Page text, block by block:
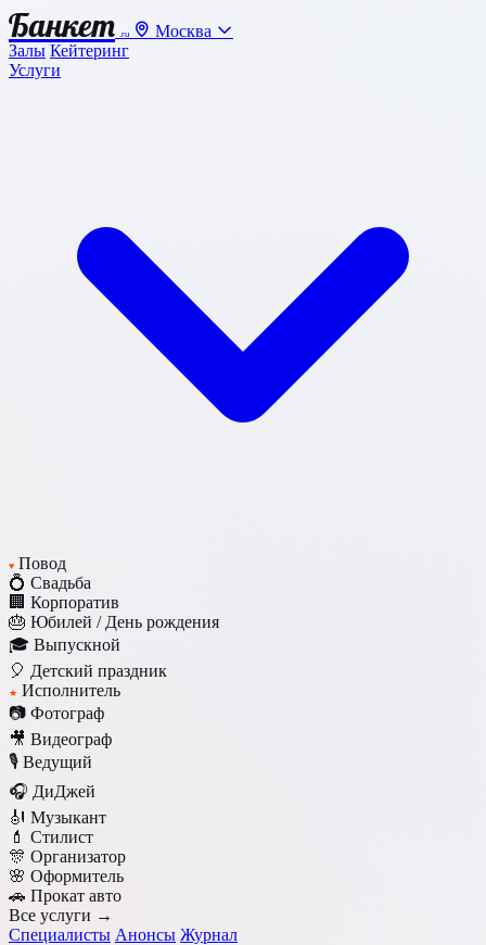
Банкет .ru
Москва
Залы Кейтеринг
Услуги
♥ Повод
💍 Свадьба
🏢 Корпоратив
🎂 Юбилей / День рождения
🎓 Выпускной
🎈 Детский праздник
★ Исполнитель
📷 Фотограф
🎥 Видеограф
🎙️ Ведущий
🎧 ДиДжей
🎻 Музыкант
💄 Стилист
🎊 Организатор
🌸 Оформитель
🚗 Прокат авто
Все услуги →
Специалисты Анонсы Журнал